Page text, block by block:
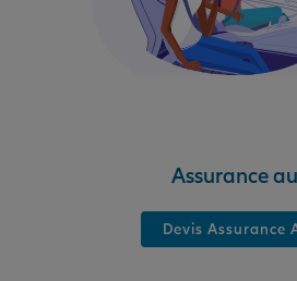
Assurance
Devis Assurance